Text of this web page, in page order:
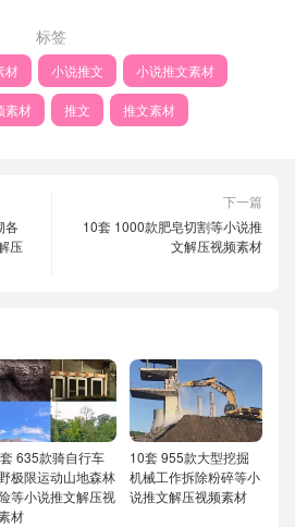
标签
材 小说推文 小说推文素材
素材 推文 推文素材
各
压
下一篇
10套 1000款肥皂切割等小说推
文解压视频素材
635款骑自行车
极限运动山地森林
等小说推文解压视
材
10套 955款大型挖掘
机械工作拆除粉碎等小
说推文解压视频素材